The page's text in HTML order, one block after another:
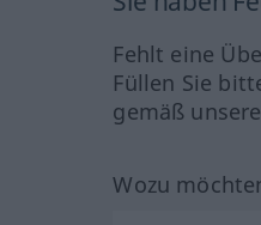
Fehlt eine
Füllen Sie
gemäß
Wozu